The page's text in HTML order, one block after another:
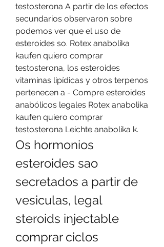
testosterona A partir de los efectos
secundarios observaron sobre
podemos ver que el uso de
esteroides so. Rotex anabolika
kaufen quiero comprar
testosterona, los esteroides
vitaminas lipídicas y otros terpenos
pertenecen a - Compre esteroides
anabólicos legales Rotex anabolika
kaufen quiero comprar
testosterona Leichte anabolika k.
Os hormonios
esteroides sao
secretados a partir de
vesiculas, legal
steroids injectable
comprar ciclos